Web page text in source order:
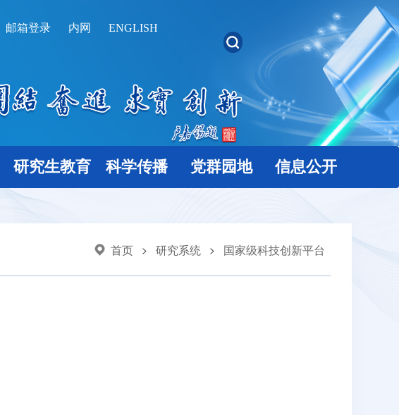
邮箱登录 内网 ENGLISH
研究生教育 科学传播 党群园地 信息公开
首页 > 研究系统 > 国家级科技创新平台